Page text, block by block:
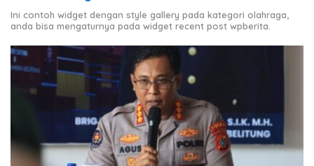
Ini contoh widget dengan style gallery pada kategori olahraga,
anda bisa mengaturnya pada widget recent post wpberita.